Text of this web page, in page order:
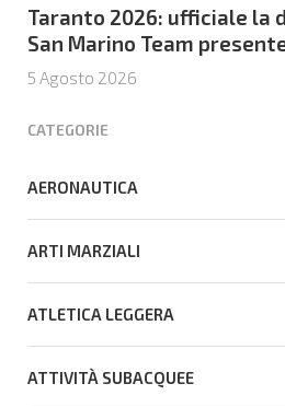
Taranto 2026: ufficiale la
San Marino Team
Mediterraneo
5 Agosto 2026
CATEGORIE
AERONAUTICA
ARTI MARZIALI
ATLETICA LEGGERA
ATTIVITÀ SUBACQUEE